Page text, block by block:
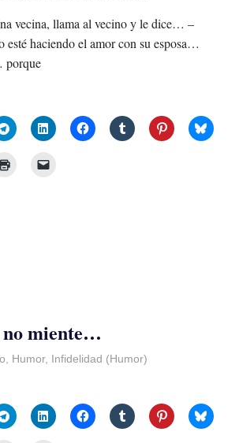
vecina, llama al vecino y le dice… –
esté haciendo el amor con su esposa…
porque
no miente…
, Humor, Infidelidad (Humor)